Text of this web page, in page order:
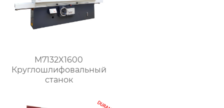
M7132X1600
Круглошлифовальный
станок